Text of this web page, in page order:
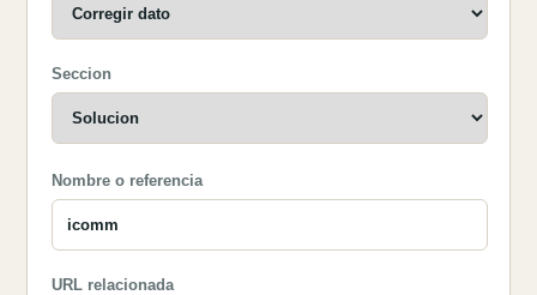
Seccion
Nombre o referencia
URL relacionada